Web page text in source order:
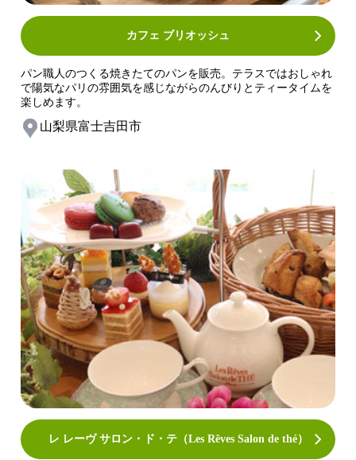
カフェ ブリオッシュ
パン職人のつくる焼きたてのパンを販売。テラスではおしゃれ
で陽気なパリの雰囲気を感じながらのんびりとティータイムを
楽しめます。
山梨県富士吉田市
レ レーヴ サロン・ド・テ（Les Rêves Salon de thé）